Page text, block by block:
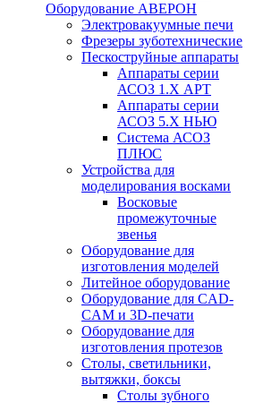
Оборудование АВЕРОН
Электровакуумные печи
Фрезеры зуботехнические
Пескоструйные аппараты
Аппараты серии
АСОЗ 1.Х АРТ
Аппараты серии
АСОЗ 5.Х НЬЮ
Система АСОЗ
ПЛЮС
Устройства для
моделирования восками
Восковые
промежуточные
звенья
Оборудование для
изготовления моделей
Литейное оборудование
Оборудование для CAD-
CAM и 3D-печати
Оборудование для
изготовления протезов
Cтолы, светильники,
вытяжки, боксы
Столы зубного